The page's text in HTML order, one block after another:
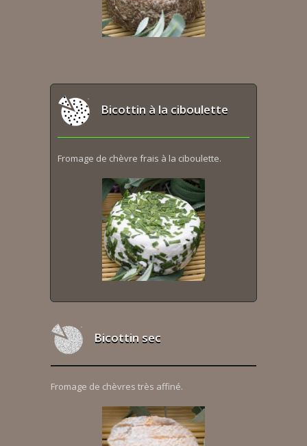
Bicottin à la ciboulette
Fromage de chèvre frais à la ciboulette.
Bicottin sec
Fromage de chèvres très affiné.